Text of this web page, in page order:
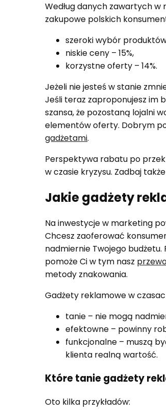
Według danych zawartych w
zakupowe polskich
szeroki wybór produktów
niskie ceny – 15%,
korzystne oferty – 14%.
Jeżeli nie jesteś w stanie
Jeśli teraz zaproponujesz im
szansa, że pozostaną lojalni
elementów oferty. Dobrym
gadżetami.
Perspektywa rabatu po
w czasie kryzysu. Zadbaj
Jakie gadżety
Na inwestycje w marketing
Chcesz zaoferować
nadmiernie Twojego
pomoże Ci w tym nasz
metody znakowania.
Gadżety reklamowe w
tanie – nie mogą
efektowne – powinny
funkcjonalne – muszą
klienta realną wartość.
Które tanie gadżety
Oto kilka przykładów: